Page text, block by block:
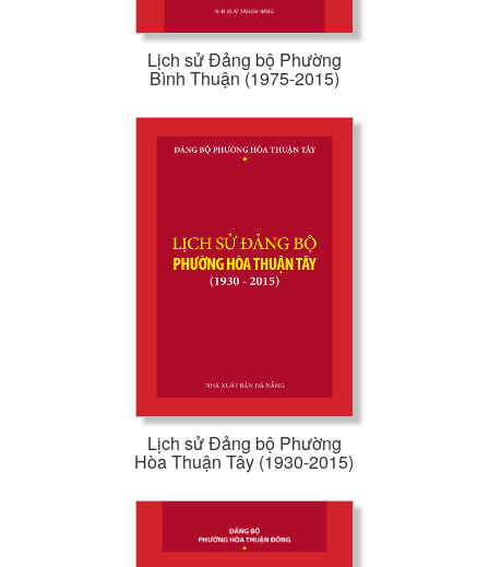
Lịch sử Đảng bộ Phường
Bình Thuận (1975-2015)
Lịch sử Đảng bộ Phường
Hòa Thuận Tây (1930-2015)